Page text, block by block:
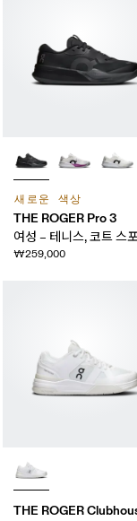
새로운 색상
THE ROGER Pro 3
여성 – 테니스, 코트 스
₩259,000
THE ROGER